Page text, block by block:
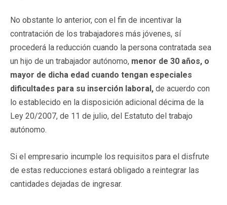
No obstante lo anterior, con el fin de incentivar la
contratación de los trabajadores más jóvenes, sí
procederá la reducción cuando la persona contratada sea
un hijo de un trabajador autónomo, menor de 30 años, o
mayor de dicha edad cuando tengan especiales
dificultades para su inserción laboral, de acuerdo con
lo establecido en la disposición adicional décima de la
Ley 20/2007, de 11 de julio, del Estatuto del trabajo
autónomo.
Si el empresario incumple los requisitos para el disfrute
de estas reducciones estará obligado a reintegrar las
cantidades dejadas de ingresar.